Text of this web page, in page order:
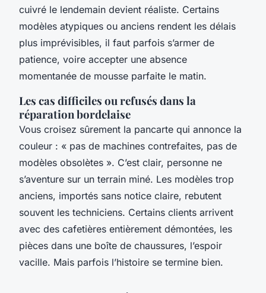
cuivré le lendemain devient réaliste. Certains
modèles atypiques ou anciens rendent les délais
plus imprévisibles, il faut parfois s’armer de
patience, voire accepter une absence
momentanée de mousse parfaite le matin.
Les cas difficiles ou refusés dans la
réparation bordelaise
Vous croisez sûrement la pancarte qui annonce la
couleur : « pas de machines contrefaites, pas de
modèles obsolètes ». C’est clair, personne ne
s’aventure sur un terrain miné. Les modèles trop
anciens, importés sans notice claire, rebutent
souvent les techniciens. Certains clients arrivent
avec des cafetières entièrement démontées, les
pièces dans une boîte de chaussures, l’espoir
vacille. Mais parfois l’histoire se termine bien.